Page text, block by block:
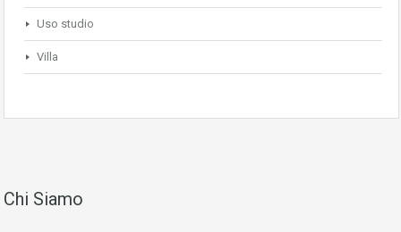
Uso studio
Villa
Chi Siamo